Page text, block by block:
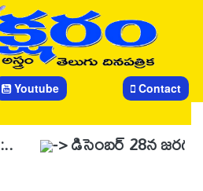
Youtube Contact
-> డిసెంబర్ 28న జరగనున్న